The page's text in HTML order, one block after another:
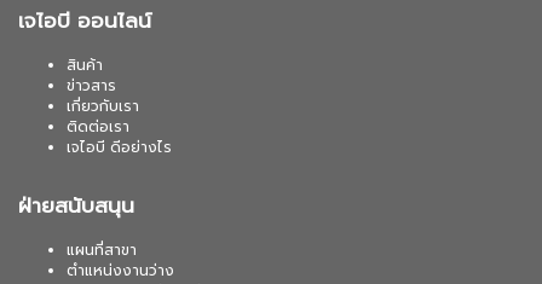
เจไอบี ออนไลน์
สินค้า
ข่าวสาร
เกี่ยวกับเรา
ติดต่อเรา
เจไอบี ดีอย่างไร
ฝ่ายสนับสนุน
แผนที่สาขา
ตำแหน่งงานว่าง